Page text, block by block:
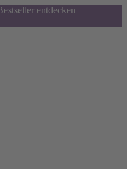
entdecken